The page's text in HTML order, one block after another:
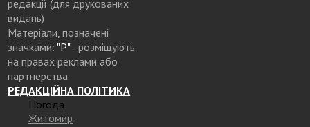
редакції (для друкованих
видань)
Матеріали, позначені
значками: "Р"- розміщують
на правах реклами або
партнерства
РЕДАКЦІЙНА ПОЛІТИКА
Погода
Житомир